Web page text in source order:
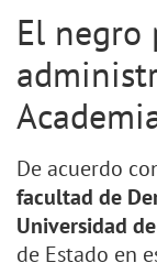
El negro
De acuerdo
facultad de
Universidad
de Estado en